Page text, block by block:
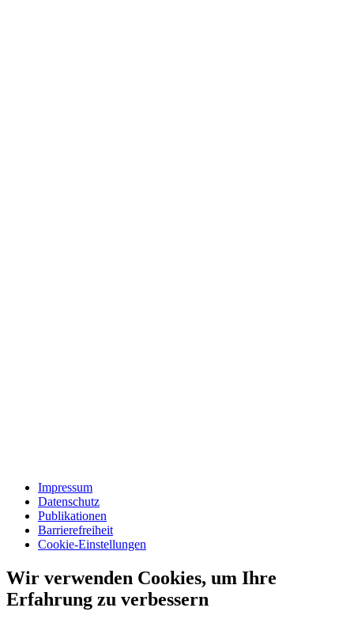
Impressum
Datenschutz
Publikationen
Barrierefreiheit
Cookie-Einstellungen
Wir verwenden Cookies, um Ihre
Erfahrung zu verbessern